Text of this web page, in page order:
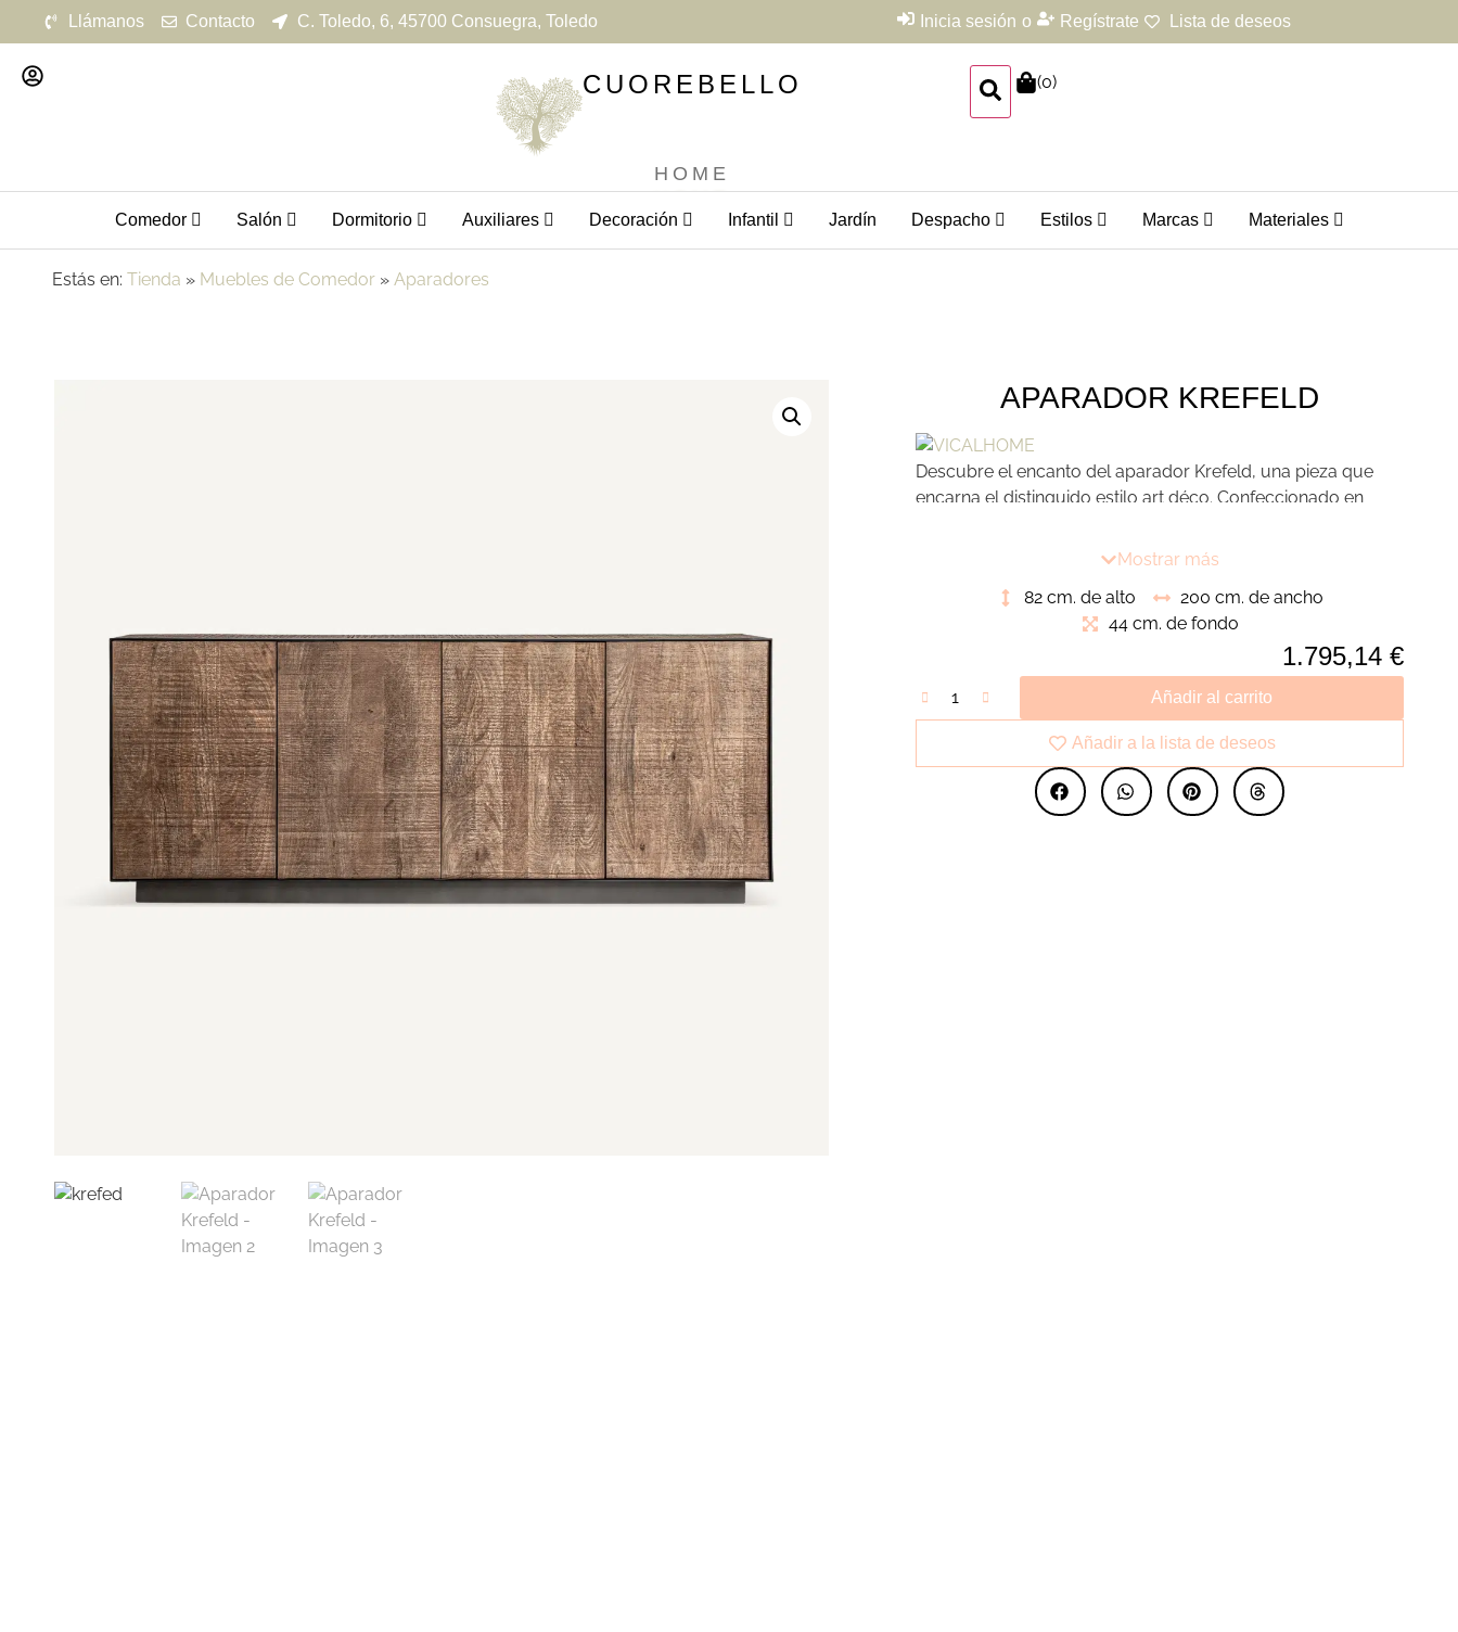
Llámanos Contacto C. Toledo, 6, 45700 Consuegra, Toledo Inicia sesión o Regístrate Lista de deseos
HOME
CUOREBELLO (0)
Comedor Salón Dormitorio Auxiliares Decoración Infantil Jardín Despacho Estilos Marcas Materiales
Estás en: Tienda » Muebles de Comedor » Aparadores
APARADOR KREFELD
Descubre el encanto del aparador Krefeld, una pieza que
encarna el distinguido estilo art déco. Confeccionado en
hierro marrón, se convierte en una joya elegante que añade
amantes del diseño atemporal.
Mostrar más
82 cm. de alto
200 cm. de ancho
44 cm. de fondo
1.795,14 €
Añadir al carrito
Añadir a la lista de deseos